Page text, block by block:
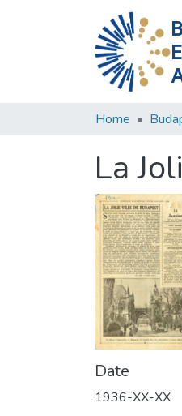
E
Home
La
Date
1936-XX-XX